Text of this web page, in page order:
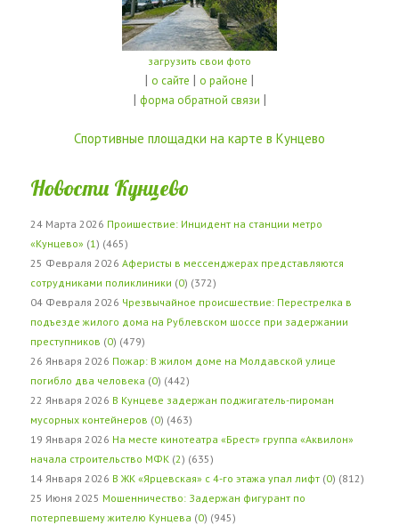
загрузить свои фото
| о сайте | о районе |
| форма обратной связи |
Спортивные площадки на карте в Кунцево
Новости Кунцево
24 Марта 2026 Проишествие: Инцидент на станции метро
«Кунцево» (1 ) (465)
25 Февраля 2026 Аферисты в мессенджерах представляются
сотрудниками поликлиники (0) (372)
04 Февраля 2026 Чрезвычайное происшествие: Перестрелка в
подъезде жилого дома на Рублевском шоссе при задержании
преступников (0) (479)
26 Января 2026 Пожар: В жилом доме на Молдавской улице
погибло два человека (0) (442)
22 Января 2026 В Кунцеве задержан поджигатель-пироман
мусорных контейнеров (0) (463)
19 Января 2026 На месте кинотеатра «Брест» группа «Аквилон»
начала строительство МФК (2) (635)
14 Января 2026 В ЖК «Ярцевская» с 4-го этажа упал лифт (0) (812)
25 Июня 2025 Мошенничество: Задержан фигурант по
потерпевшему жителю Кунцева (0) (945)